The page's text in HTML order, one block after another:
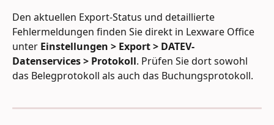
Den aktuellen Export-Status und detaillierte
Fehlermeldungen finden Sie direkt in Lexware Office
unter Einstellungen > Export > DATEV-
Datenservices > Protokoll. Prüfen Sie dort sowohl
das Belegprotokoll als auch das Buchungsprotokoll.